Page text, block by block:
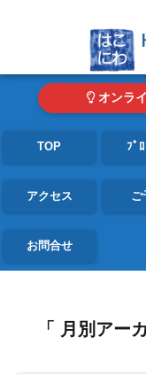
オンラ
TOP ﾌﾟ
アクセス ご
お問合せ
「 月別アー